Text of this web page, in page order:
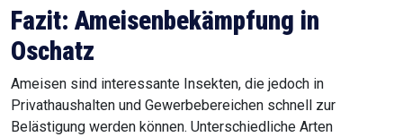
Fazit: Ameisenbekämpfung in
Oschatz
Ameisen sind interessante Insekten, die jedoch in
Privathaushalten und Gewerbebereichen schnell zur
Belästigung werden können. Unterschiedliche Arten